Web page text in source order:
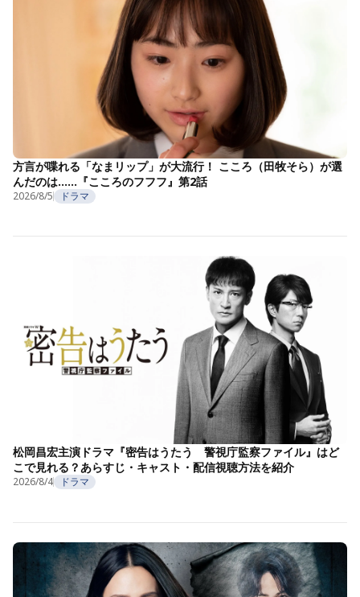
方言が喋れる「なまリップ」が大流行！ こころ（田牧そら）が選
んだのは……『こころのフフフ』第2話
2026/8/5 ドラマ
松岡昌宏主演ドラマ『密告はうたう 警視庁監察ファイル』はど
こで見れる？あらすじ・キャスト・配信視聴方法を紹介
2026/8/4 ドラマ